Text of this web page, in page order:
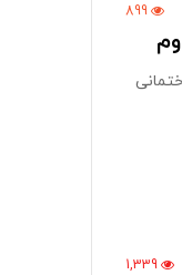
899
1,339